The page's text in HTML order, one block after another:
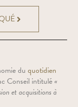
du quotidien
Conseil intitulé«
et acquisitions à